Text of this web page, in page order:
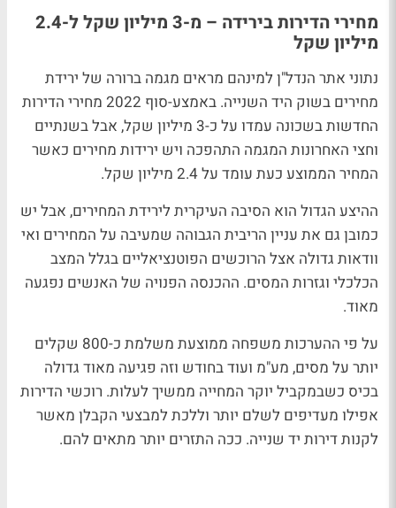
מחירי הדירות בירידה – מ-3 מיליון שקל ל-2.4
מיליון שקל
נתוני אתר הנדל"ן למינהם מראים מגמה ברורה של ירידת
מחירים בשוק היד השנייה. באמצע-סוף 2022 מחירי הדירות
החדשות בשכונה עמדו על כ-3 מיליון שקל, אבל בשנתיים
וחצי האחרונות המגמה התהפכה ויש ירידות מחירים כאשר
המחיר הממוצע כעת עומד על 2.4 מיליון שקל.
ההיצע הגדול הוא הסיבה העיקרית לירידת המחירים, אבל יש
כמובן גם את עניין הריבית הגבוהה שמעיבה על המחירים ואי
וודאות גדולה אצל הרוכשים הפוטנציאליים בגלל המצב
הכלכלי וגזרות המסים. ההכנסה הפנויה של האנשים נפגעה
מאוד.
על פי ההערכות משפחה ממוצעת משלמת כ-800 שקלים
יותר על מסים, מע"מ ועוד בחודש וזה פגיעה מאוד גדולה
בכיס כשבמקביל יוקר המחייה ממשיך לעלות. רוכשי הדירות
אפילו מעדיפים לשלם יותר וללכת למבצעי הקבלן מאשר
לקנות דירות יד שנייה. ככה התזרים יותר מתאים להם.